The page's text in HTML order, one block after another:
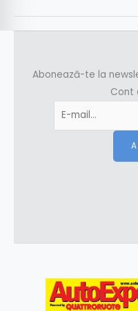
Abonează-te la
Cont